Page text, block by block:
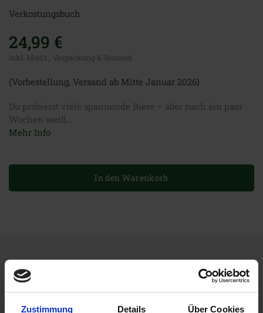
Zustimmung Details Über Cookies
Verkostungsbuch
24,99 €
inkl. MwSt., Verpackung & Versand
(Vorbestellung, Versand ab Mitte Januar 2026)
Du probierst viele spannende Biere – aber nach ein paar
Wochen weiß...
Mehr Info
In den Warenkorb
Produktbeschreibung
Du probierst viele spannende Biere – aber nach ein paar
Wochen weißt du nicht mehr genau, welches davon dieses